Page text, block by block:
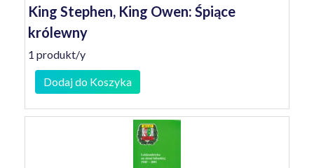
King Stephen, King Owen: Śpiące
królewny
1 produkt/y
Dodaj do Koszyka